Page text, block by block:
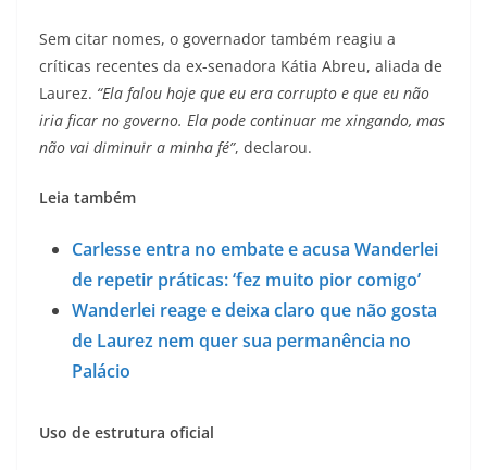
Sem citar nomes, o governador também reagiu a
críticas recentes da ex-senadora Kátia Abreu, aliada de
Laurez. “Ela falou hoje que eu era corrupto e que eu não
iria ficar no governo. Ela pode continuar me xingando, mas
não vai diminuir a minha fé”, declarou.
Leia também
Carlesse entra no embate e acusa Wanderlei
de repetir práticas: ‘fez muito pior comigo’
Wanderlei reage e deixa claro que não gosta
de Laurez nem quer sua permanência no
Palácio
Uso de estrutura oficial